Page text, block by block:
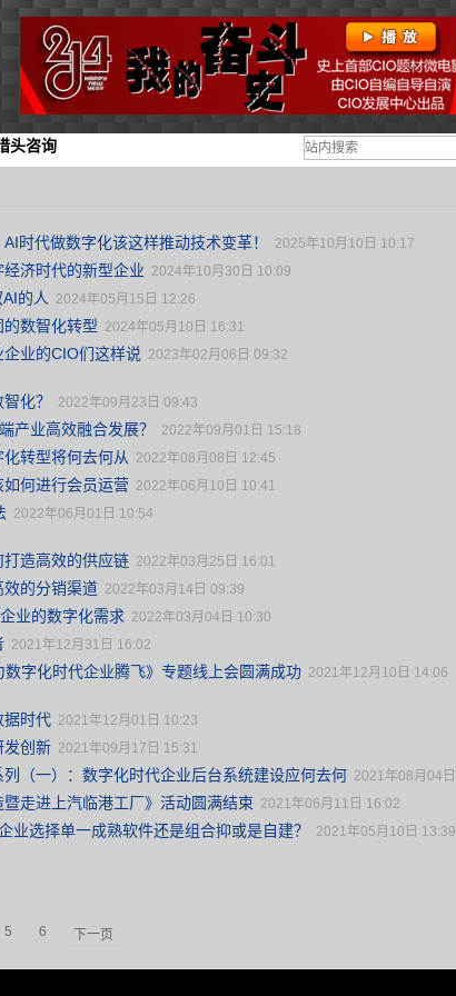
头咨询
时代做数字化该这样推动技术变革！ 2025年10月10日 10:17
济时代的新型企业 2024年10月30日 10:09
的人 2024年05月15日 12:26
数智化转型 2024年05月10日 16:31
业的CIO们这样说 2023年02月06日 09:32
化？ 2022年09月23日 09:43
产业高效融合发展？ 2022年09月01日 15:18
转型将何去何从 2022年08月08日 12:45
何进行会员运营 2022年06月10日 10:41
2022年06月01日 10:54
造高效的供应链 2022年03月25日 16:01
的分销渠道 2022年03月14日 09:39
业的数字化需求 2022年03月04日 10:30
2021年12月31日 16:02
数字化时代企业腾飞》专题线上会圆满成功 2021年12月10日 14:06
据时代 2021年12月01日 10:23
发创新 2021年09月17日 15:31
（一）：数字化时代企业后台系统建设应何去何 2021年08月04日
暨走进上汽临港工厂》活动圆满结束 2021年06月11日 16:02
业选择单一成熟软件还是组合抑或是自建？ 2021年05月10日 13:39
5 6 下一页